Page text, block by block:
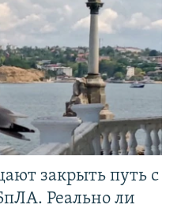
закрыть путь с
Реально ли